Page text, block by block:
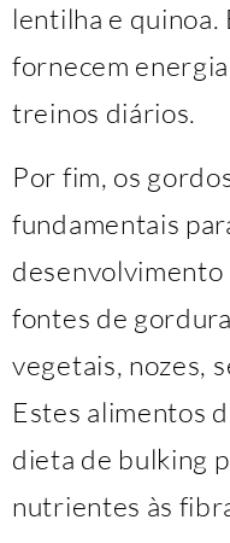
lentilha e quinoa.
fornecem
treinos diários.
Por fim, os
fundamentais
desenvolvimento
fontes de
vegetais, nozes,
Estes alimentos
dieta de bulking
nutrientes às